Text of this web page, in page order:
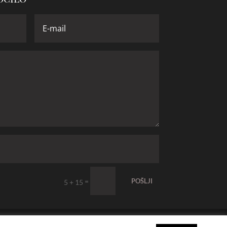
5 + 15 = POŠLJI